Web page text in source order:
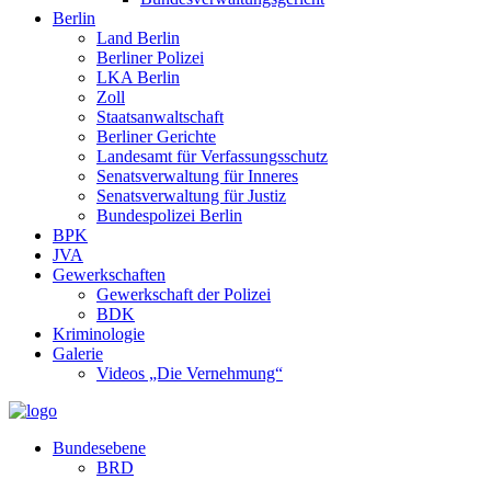
Berlin
Land Berlin
Berliner Polizei
LKA Berlin
Zoll
Staatsanwaltschaft
Berliner Gerichte
Landesamt für Verfassungsschutz
Senatsverwaltung für Inneres
Senatsverwaltung für Justiz
Bundespolizei Berlin
BPK
JVA
Gewerkschaften
Gewerkschaft der Polizei
BDK
Kriminologie
Galerie
Videos „Die Vernehmung“
Bundesebene
BRD